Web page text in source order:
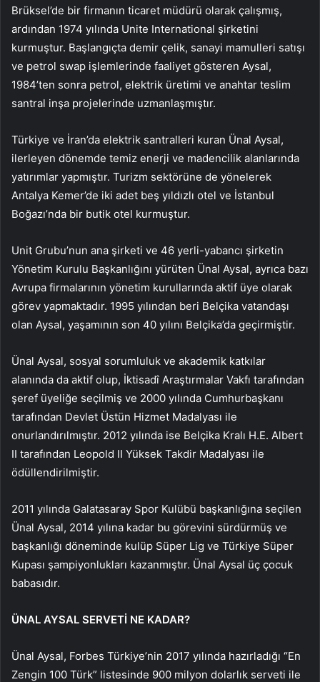
Brüksel’de bir firmanın ticaret müdürü olarak çalışmış,
ardından 1974 yılında Unite International şirketini
kurmuştur. Başlangıçta demir çelik, sanayi mamulleri satışı
ve petrol swap işlemlerinde faaliyet gösteren Aysal,
1984’ten sonra petrol, elektrik üretimi ve anahtar teslim
santral inşa projelerinde uzmanlaşmıştır.
Türkiye ve İran’da elektrik santralleri kuran Ünal Aysal,
ilerleyen dönemde temiz enerji ve madencilik alanlarında
yatırımlar yapmıştır. Turizm sektörüne de yönelerek
Antalya Kemer’de iki adet beş yıldızlı otel ve İstanbul
Boğazı’nda bir butik otel kurmuştur.
Unit Grubu’nun ana şirketi ve 46 yerli-yabancı şirketin
Yönetim Kurulu Başkanlığını yürüten Ünal Aysal, ayrıca bazı
Avrupa firmalarının yönetim kurullarında aktif üye olarak
görev yapmaktadır. 1995 yılından beri Belçika vatandaşı
olan Aysal, yaşamının son 40 yılını Belçika’da geçirmiştir.
Ünal Aysal, sosyal sorumluluk ve akademik katkılar
alanında da aktif olup, İktisadî Araştırmalar Vakfı tarafından
şeref üyeliğe seçilmiş ve 2000 yılında Cumhurbaşkanı
tarafından Devlet Üstün Hizmet Madalyası ile
onurlandırılmıştır. 2012 yılında ise Belçika Kralı H.E. Albert
II tarafından Leopold II Yüksek Takdir Madalyası ile
ödüllendirilmiştir.
2011 yılında Galatasaray Spor Kulübü başkanlığına seçilen
Ünal Aysal, 2014 yılına kadar bu görevini sürdürmüş ve
başkanlığı döneminde kulüp Süper Lig ve Türkiye Süper
Kupası şampiyonlukları kazanmıştır. Ünal Aysal üç çocuk
babasıdır.
ÜNAL AYSAL SERVETİ NE KADAR?
Ünal Aysal, Forbes Türkiye’nin 2017 yılında hazırladığı “En
Zengin 100 Türk” listesinde 900 milyon dolarlık serveti ile